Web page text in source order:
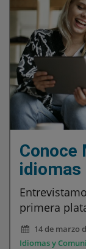
Conoce
idiomas
primera
14 de marzo
Idiomas y